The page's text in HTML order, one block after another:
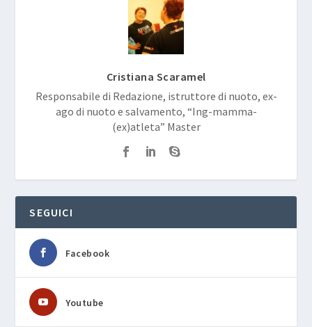
Cristiana Scaramel
Responsabile di Redazione, istruttore di nuoto, ex-
ago di nuoto e salvamento, “Ing-mamma-
(ex)atleta” Master
SEGUICI
Facebook
Youtube